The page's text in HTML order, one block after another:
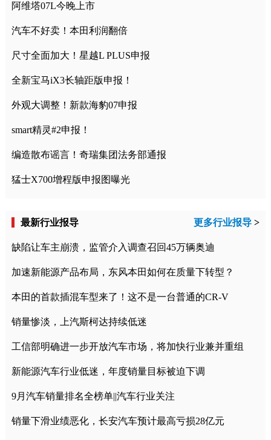
阿维塔07L今晚上市
汽车不好卖！本田利润翻倍
尺寸全面加大！星越L PLUS申报
全新宝马iX3长轴距版申报！
外观大调整！新款海豹07申报
smart精灵#2申报！
编造散布谣言！奇瑞集团法务部通报
猛士X700增程版申报图曝光
最新行业报导 更多行业报导 >
缺陷让车主崩溃，监管介入调查召回45万辆奥迪
加速新能源产品布局，东风本田如何在质量下转型？
本田的首款插混车型来了！这不是一台普通的CR-V
销量惨淡，上汽斯柯达持续低迷
工信部明确进一步开放汽车市场，将加快行业兼并重组
新能源汽车行业低迷，年度销量目标被迫下调
9月汽车销量排名全榜单||汽车行业关注
销量下滑业绩恶化，长安汽车预计最高亏损28亿元